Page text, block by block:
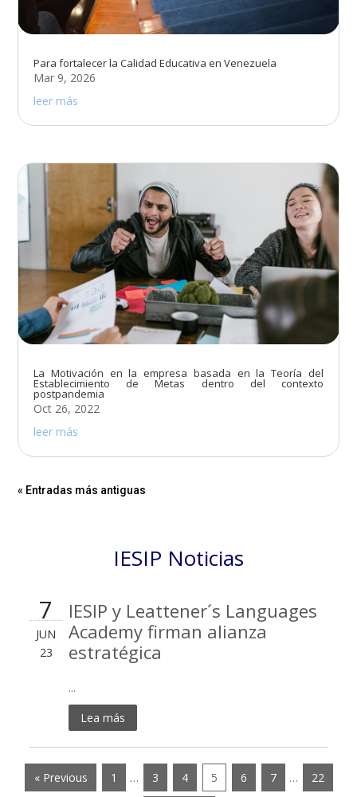
Para fortalecer la Calidad Educativa en Venezuela
Mar 9, 2026
leer más
La Motivación en la empresa basada en la Teoría del
Establecimiento de Metas dentro del contexto
postpandemia
Oct 26, 2022
leer más
« Entradas más antiguas
IESIP Noticias
7
JUN
23
IESIP y Leattener´s Languages
Academy firman alianza
estratégica
...
Lea más
« Previous 1 … 3 4 5 6 7 … 22